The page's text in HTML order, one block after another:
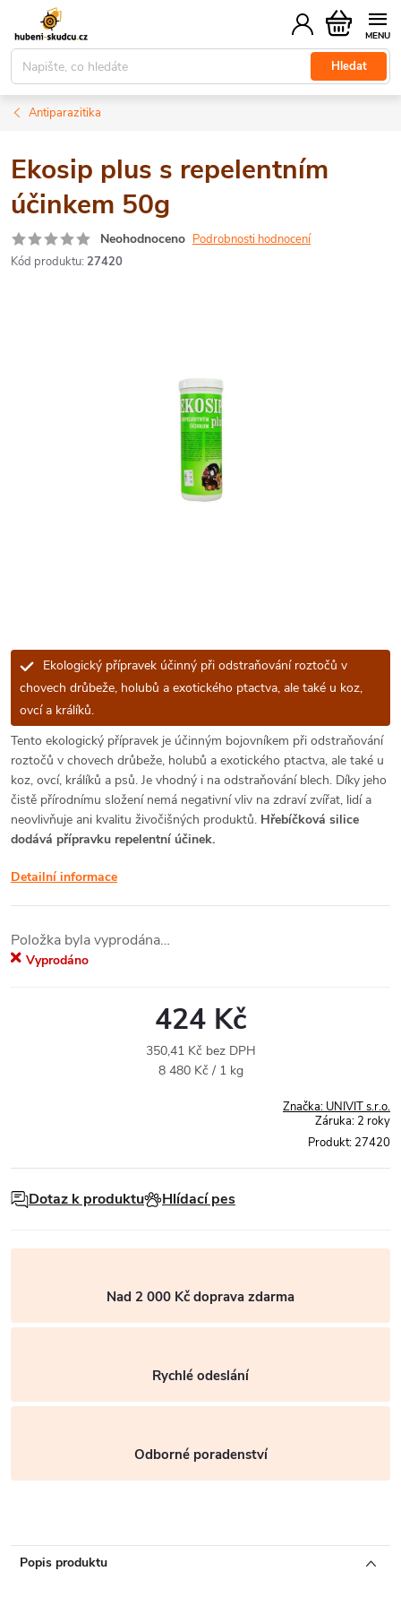
obsah
Hledat
Nákupní
košík
Antiparazitika
Ekosip plus s repelentním
účinkem 50g
Neohodnoceno Podrobnosti hodnocení
Kód produktu: 27420
Ekologický přípravek účinný při odstraňování roztočů v
chovech drůbeže, holubů a exotického ptactva, ale také u koz,
ovcí a králíků.
Tento ekologický přípravek je účinným bojovníkem při odstraňování
roztočů v chovech drůbeže, holubů a exotického ptactva, ale také u
koz, ovcí, králíků a psů. Je vhodný i na odstraňování blech. Díky jeho
čistě přírodnímu složení nemá negativní vliv na zdraví zvířat, lidí a
neovlivňuje ani kvalitu živočišných produktů. Hřebíčková silice
dodává přípravku repelentní účinek.
Detailní informace
Položka byla vyprodána…
Vyprodáno
424 Kč
350,41 Kč bez DPH
Měrná
8 480 Kč / 1 kg
Značka: UNIVIT s.r.o.
Záruka: 2 roky
Produkt: 27420
Dotaz k produktu Hlídací pes
Nad 2 000 Kč doprava zdarma
Rychlé odeslání
Odborné poradenství
Popis produktu